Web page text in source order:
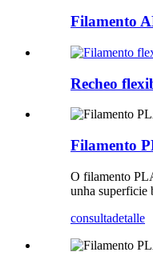
Filamento
Recheo
Filamento
O filamento
unha superficie
consultadetalle